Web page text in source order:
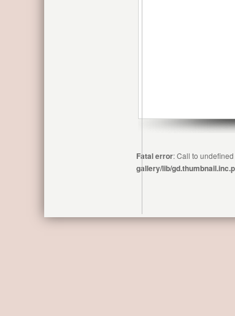
Fatal error: Call to
gallery/lib/